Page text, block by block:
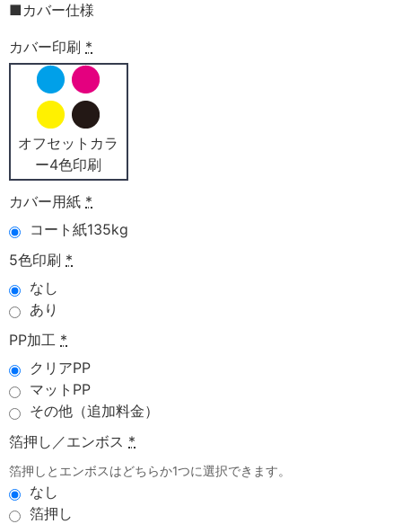
■カバー仕様
カバー印刷 *
オフセットカラ
ー4色印刷
カバー用紙 *
コート紙135kg
5色印刷 *
なし
あり
PP加工 *
クリアPP
マットPP
その他（追加料金）
箔押し／エンボス *
箔押しとエンボスはどちらか1つに選択できます。
なし
箔押し